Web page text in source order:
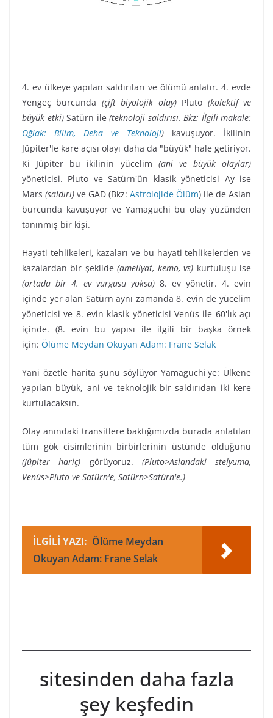
4. ev ülkeye yapılan saldırıları ve ölümü anlatır. 4. evde
Yengeç burcunda (çift biyolojik olay)Pluto (kolektif ve
büyük etki)Satürn ile (teknoloji saldırısı. Bkz: İlgili makale:
Oğlak: Bilim, Deha ve Teknoloji) kavuşuyor. İkilinin
Jüpiter'le kare açısı olayı daha da "büyük" hale getiriyor.
Ki Jüpiter bu ikilinin yücelim (ani ve büyük olaylar)
yöneticisi. Pluto ve Satürn'ün klasik yöneticisi Ay ise
Mars (saldırı) ve GAD (Bkz: Astrolojide Ölüm) ile de Aslan
burcunda kavuşuyor ve Yamaguchi bu olay yüzünden
tanınmış bir kişi.
Hayati tehlikeleri, kazaları ve bu hayati tehlikelerden ve
kazalardan bir şekilde(ameliyat, kemo, vs) kurtuluşu ise
(ortada bir 4. ev vurgusu yoksa) 8. ev yönetir. 4. evin
içinde yer alan Satürn aynı zamanda 8. evin de yücelim
yöneticisi ve 8. evin klasik yöneticisi Venüs ile 60'lık açı
içinde. (8. evin bu yapısı ile ilgili bir başka örnek
için: Ölüme Meydan Okuyan Adam: Frane Selak
Yani özetle harita şunu söylüyor Yamaguchi'ye: Ülkene
yapılan büyük, ani ve teknolojik bir saldırıdan iki kere
kurtulacaksın.
Olay anındaki transitlere baktığımızda burada anlatılan
tüm gök cisimlerinin birbirlerinin üstünde olduğunu
(Jüpiter hariç) görüyoruz. (Pluto>Aslandaki stelyuma,
Venüs>Pluto ve Satürn'e, Satürn>Satürn'e.)
İLGİLİ YAZI: Ölüme Meydan
Okuyan Adam: Frane Selak
sitesinden daha fazla
şey keşfedin